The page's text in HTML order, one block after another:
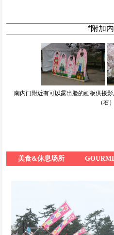
*附加
南内门附近有可以露出脸的画板供摄
（右）
美食&休息场所